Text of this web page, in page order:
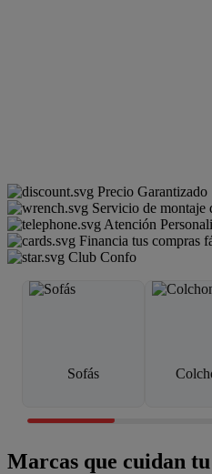
Precio Garantizado
Servicio de montaje
Atención
Financia tus compras
Club Confo
Sofás
Marcas que cuidan tu